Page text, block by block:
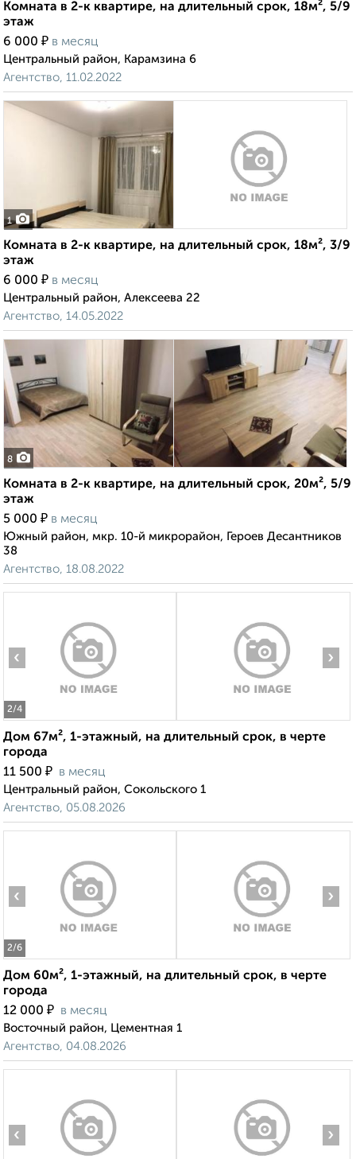
Комната в 2-к квартире, на длительный срок, 18м², 5/9
этаж
6 000 ₽ в месяц
Центральный район, Карамзина 6
Агентство, 11.02.2022
1
Комната в 2-к квартире, на длительный срок, 18м², 3/9
этаж
6 000 ₽ в месяц
Центральный район, Алексеева 22
Агентство, 14.05.2022
8
Комната в 2-к квартире, на длительный срок, 20м², 5/9
этаж
5 000 ₽ в месяц
Южный район, мкр. 10-й микрорайон, Героев Десантников
38
Агентство, 18.08.2022
2/4
‹ ›
Дом 67м², 1-этажный, на длительный срок, в черте
города
11 500 ₽ в месяц
Центральный район, Сокольского 1
Агентство, 05.08.2026
2/6
‹ ›
Дом 60м², 1-этажный, на длительный срок, в черте
города
12 000 ₽ в месяц
Восточный район, Цементная 1
Агентство, 04.08.2026
‹ ›